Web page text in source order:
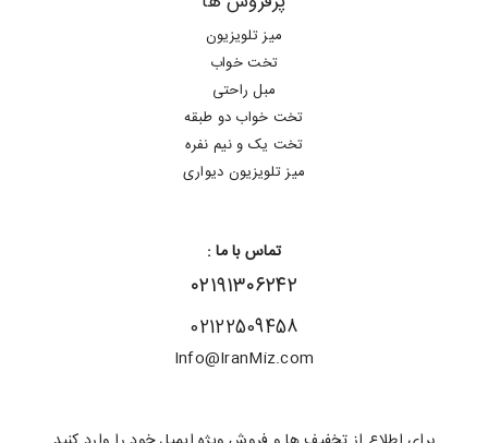
میز تلویزیون
تخت خواب
مبل راحتی
تخت خواب دو طبقه
تخت یک و نیم نفره
میز تلویزیون دیواری
تماس با ما :
۰۲۱۹۱۳۰۶۲۴۲
02122509458
Info@IranMiz.com